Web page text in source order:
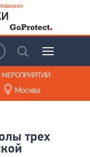
МЕРОПРИЯТИЙ
Москва
трех